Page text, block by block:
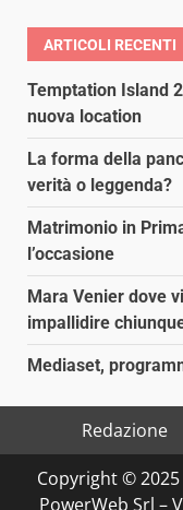
ARTICOLI RECENTI
Temptation Island
nuova location
La forma della
verità o leggenda?
Matrimonio in
l’occasione
Mara Venier dove
impallidire
Mediaset,
Redazione
Copyright ©
PowerWeb Srl –